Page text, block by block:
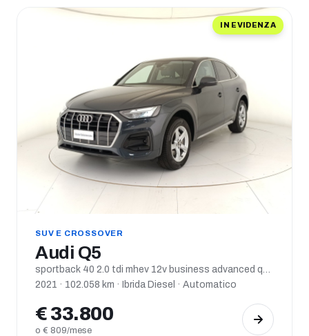
IN EVIDENZA
SUV E CROSSOVER
Audi Q5
2021 · 102.058 km · Ibrida Diesel · Automatico
€ 33.800
o € 809/mese